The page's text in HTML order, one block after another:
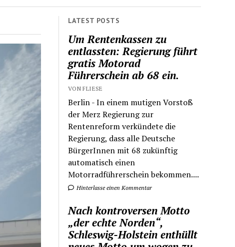
LATEST POSTS
Um Rentenkassen zu
entlassten: Regierung führt
gratis Motorad
Führerschein ab 68 ein.
VON FLIESE
Berlin - In einem mutigen Vorstoß
der Merz Regierung zur
Rentenreform verkündete die
Regierung, dass alle Deutsche
BürgerInnen mit 68 zukünftig
automatisch einen
Motorradführerschein bekommen....
Hinterlasse einen Kommentar
Nach kontroversen Motto
„der echte Norden“,
Schleswig-Holstein enthüllt